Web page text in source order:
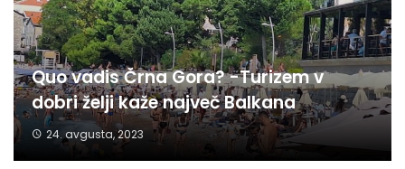
Quo vadis Črna Gora? -Turizem v
dobri želji kaže največ Balkana
24. avgusta, 2023